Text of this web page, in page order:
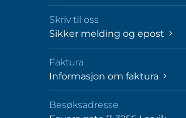
Skriv til oss
Sikker melding og epost
Faktura
Informasjon om faktura
Besøksadresse